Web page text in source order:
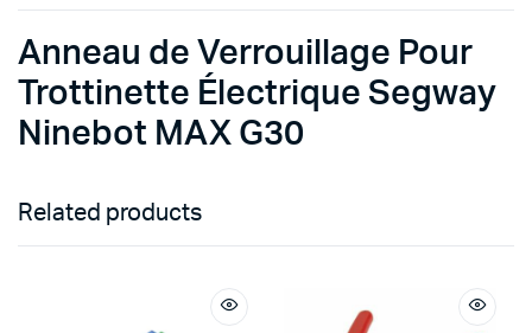
Anneau de Verrouillage Pour
Trottinette Électrique Segway
Ninebot MAX G30
Related products